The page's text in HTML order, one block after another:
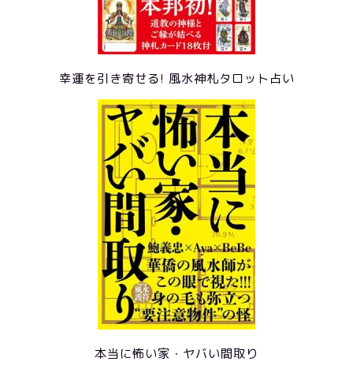
幸運を引き寄せる! 風水神札タロット占い
本当に怖い家・ヤバい間取り